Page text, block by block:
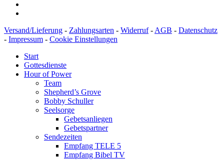
Versand/Lieferung - Zahlungsarten - Widerruf- AGB - Datenschutz
- Impressum - Cookie Einstellungen
Start
Gottesdienste
Hour of Power
Team
Shepherd’s Grove
Bobby Schuller
Seelsorge
Gebetsanliegen
Gebetspartner
Sendezeiten
Empfang TELE 5
Empfang Bibel TV